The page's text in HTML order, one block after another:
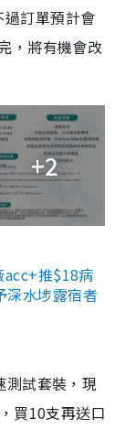
訂單預計會
，將有機會改
+2
acc+推$18病
深水埗露宿者
試套裝，現
買10支再送口